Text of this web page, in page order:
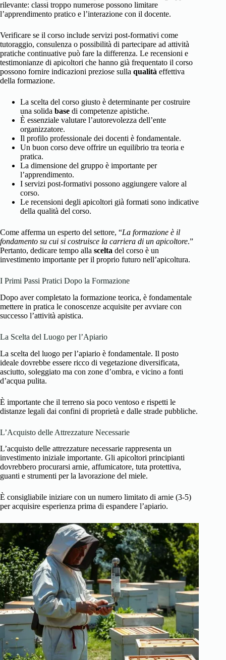
rilevante: classi troppo numerose possono limitare
l’apprendimento pratico e l’interazione con il docente.
Verificare se il corso include servizi post-formativi come
tutoraggio, consulenza o possibilità di partecipare ad attività
pratiche continuative può fare la differenza. Le recensioni e
testimonianze di apicoltori che hanno già frequentato il corso
possono fornire indicazioni preziose sulla qualità effettiva
della formazione.
La scelta del corso giusto è determinante per costruire
una solida base di competenze apistiche.
È essenziale valutare l’autorevolezza dell’ente
organizzatore.
Il profilo professionale dei docenti è fondamentale.
Un buon corso deve offrire un equilibrio tra teoria e
pratica.
La dimensione del gruppo è importante per
l’apprendimento.
I servizi post-formativi possono aggiungere valore al
corso.
Le recensioni degli apicoltori già formati sono indicative
della qualità del corso.
Come afferma un esperto del settore, “La formazione è il
fondamento su cui si costruisce la carriera di un apicoltore.”
Pertanto, dedicare tempo alla scelta del corso è un
investimento importante per il proprio futuro nell’apicoltura.
I Primi Passi Pratici Dopo la Formazione
Dopo aver completato la formazione teorica, è fondamentale
mettere in pratica le conoscenze acquisite per avviare con
successo l’attività apistica.
La Scelta del Luogo per l’Apiario
La scelta del luogo per l’apiario è fondamentale. Il posto
ideale dovrebbe essere ricco di vegetazione diversificata,
asciutto, soleggiato ma con zone d’ombra, e vicino a fonti
d’acqua pulita.
È importante che il terreno sia poco ventoso e rispetti le
distanze legali dai confini di proprietà e dalle strade pubbliche.
L’Acquisto delle Attrezzature Necessarie
L’acquisto delle attrezzature necessarie rappresenta un
investimento iniziale importante. Gli apicoltori principianti
dovrebbero procurarsi arnie, affumicatore, tuta protettiva,
guanti e strumenti per la lavorazione del miele.
È consigliabile iniziare con un numero limitato di arnie (3-5)
per acquisire esperienza prima di espandere l’apiario.